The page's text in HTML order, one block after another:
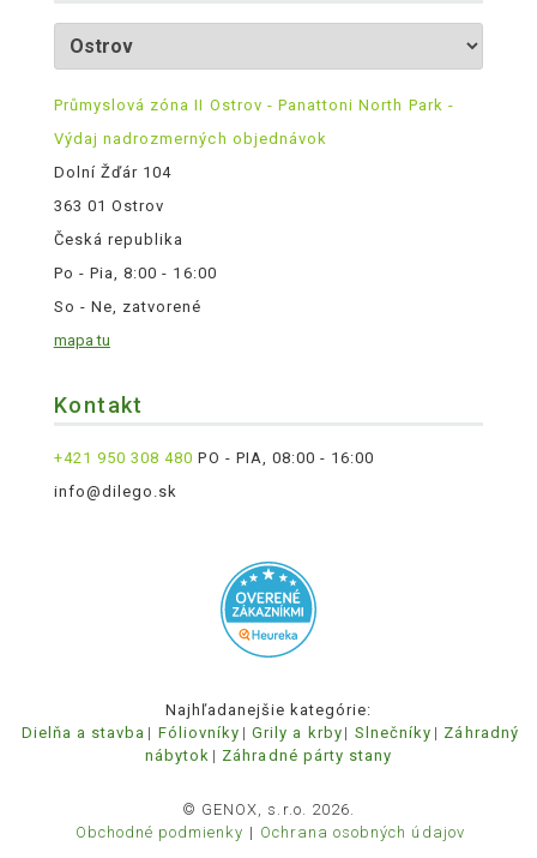
Průmyslová zóna II Ostrov - Panattoni North Park -
Výdaj nadrozmerných objednávok
Dolní Žďár 104
363 01 Ostrov
Česká republika
Po - Pia, 8:00 - 16:00
So - Ne, zatvorené
mapa tu
Kontakt
+421 950 308 480 PO - PIA, 08:00 - 16:00
info@dilego.sk
Najhľadanejšie kategórie:
Dielňa a stavba
Fóliovníky Grily a krby Slnečníky
Záhradný
nábytok
Záhradné párty stany
© GENOX, s.r.o. 2026.
Obchodné podmienky
Ochrana osobných údajov